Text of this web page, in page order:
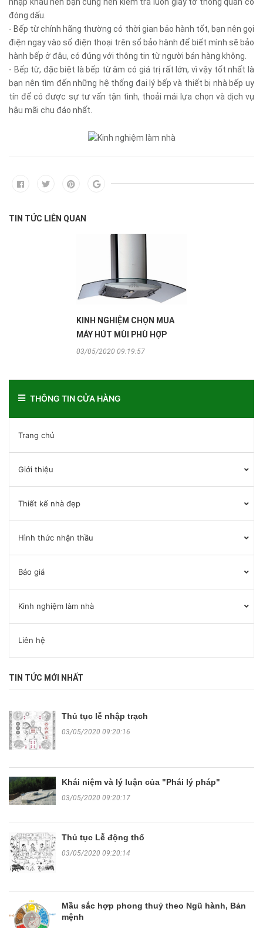
THÔNG TIN CỬA HÀNG
Trang chủ
Giới thiệu
Thiết kế nhà đẹp
Hình thức nhận thầu
Báo giá
Kinh nghiệm làm nhà
Liên hệ
TIN TỨC MỚI NHẤT
Thủ tục lễ nhập trạch
03/05/2020 09:20:16
Khái niệm và lý luận của "Phái lý pháp"
03/05/2020 09:20:17
Thủ tục Lễ động thổ
03/05/2020 09:20:14
Mầu sắc hợp phong thuỷ theo Ngũ hành, Bản
mệnh
đóng dấu.
- Bếp từ chính hãng thường có thời gian bảo hành tốt, bạn nên gọi
điện ngay vào số điện thoại trên sổ bảo hành để biết mình sẽ bảo
hành bếp ở đâu, có đúng với thông tin từ người bán hàng không.
- Bếp từ, đặc biệt là bếp từ âm có giá trị rất lớn, vì vậy tốt nhất là
bạn nên tìm đến những hệ thống đại lý bếp và thiết bị nhà bếp uy
tín để có được sự tư vấn tận tình, thoải mái lựa chọn và dịch vụ
hậu mãi chu đáo nhất.
TIN TỨC LIÊN QUAN
KINH NGHIỆM CHỌN MUA
MÁY HÚT MÙI PHÙ HỢP
03/05/2020 09:19:57